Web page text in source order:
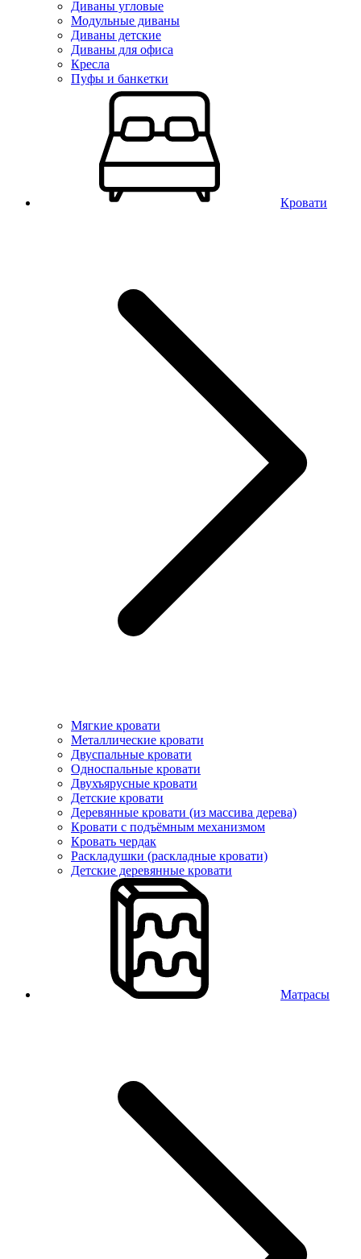
Диваны угловые
Модульные диваны
Диваны детские
Диваны для офиса
Кресла
Пуфы и банкетки
Кровати
Мягкие кровати
Металлические кровати
Двуспальные кровати
Односпальные кровати
Двухъярусные кровати
Детские кровати
Деревянные кровати (из массива дерева)
Кровати с подъёмным механизмом
Кровать чердак
Раскладушки (раскладные кровати)
Детские деревянные кровати
Матрасы